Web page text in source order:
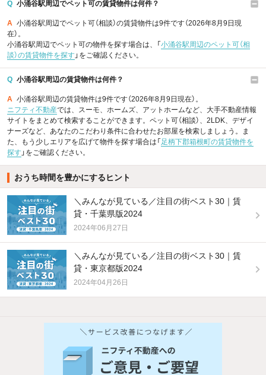
Q 小涌谷駅周辺でペット可の賃貸物件は何件？
A 小涌谷駅周辺でペット可（相談）の賃貸物件は9件です（2026年8月9日現
在）。
小涌谷駅周辺でペット可の物件を探す場合は、「 小涌谷駅周辺のペット可（相
談）の賃貸物件を探す 」をご確認ください。
Q 小涌谷駅周辺の賃貸物件は何件？
A 小涌谷駅周辺の賃貸物件は9件です（2026年8月9日現在）。
ニフティ不動産では、スーモ、ホームズ、アットホームなど、大手不動産情報
サイトをまとめて検索することができます。ペット可（相談）、2LDK、デザイ
ナーズなど、あなたのこだわり条件に合わせたお部屋を検索しましょう。ま
た、もう少しエリアを広げて物件を探す場合は「 足柄下郡箱根町の賃貸物件を
探す 」をご確認ください。
おうち時間を豊かにするヒント
＼みんなが見ている／注目の街ベスト30｜賃
貸・千葉県版2024
2024年06月27日
＼みんなが見ている／注目の街ベスト30｜賃
貸・東京都版2024
2024年04月26日
他の人はこんな条件で絞り込んでいます！
バス・トイレ別 2階以上